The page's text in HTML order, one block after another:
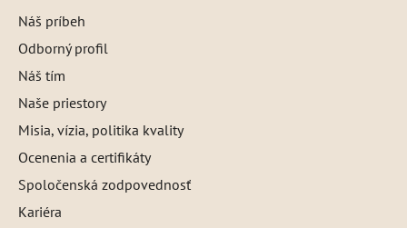
Náš príbeh
Odborný profil
Náš tím
Naše priestory
Misia, vízia, politika kvality
Ocenenia a certifikáty
Spoločenská zodpovednosť
Kariéra